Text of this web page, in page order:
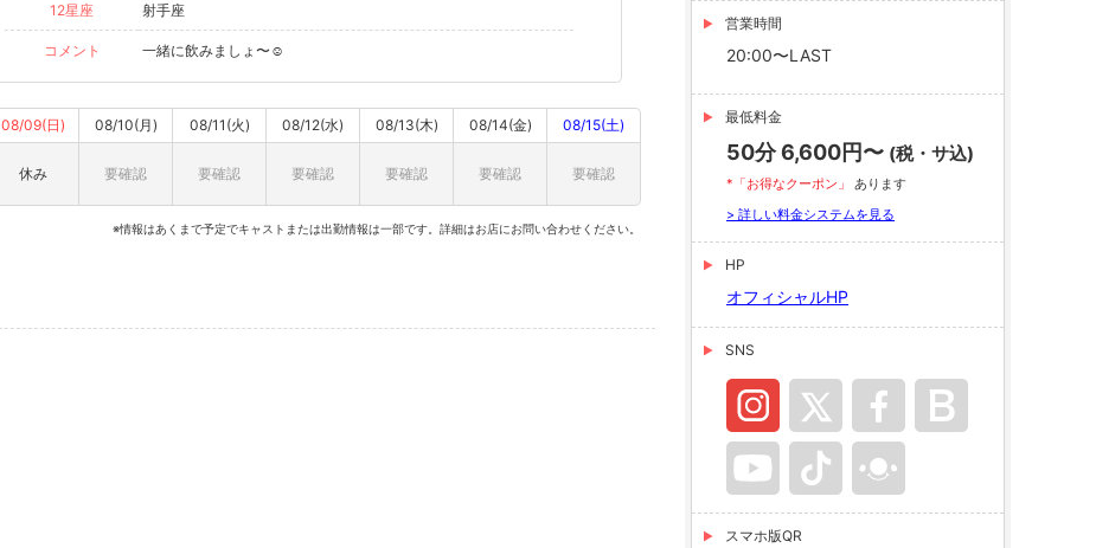
12星座 射手座
コメント 一緒に飲みましょ〜☺️
08/09(日) 08/10(月) 08/11(火) 08/12(水) 08/13(木) 08/14(金) 08/15(土)
休み 要確認 要確認 要確認 要確認 要確認 要確認
※情報はあくまで予定でキャストまたは出勤情報は一部です。詳細はお店にお問い合わせください。
営業時間
20:00〜LAST
最低料金
50分 6,600円〜 (税・サ込)
*「お得なクーポン」 あります
> 詳しい料金システムを見る
HP
オフィシャルHP
SNS
スマホ版QR